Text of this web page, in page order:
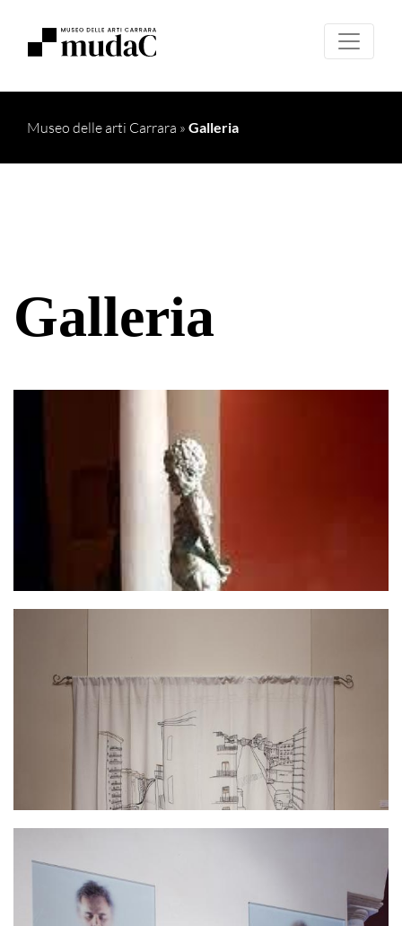
Museo delle arti Carrara » Galleria
Galleria